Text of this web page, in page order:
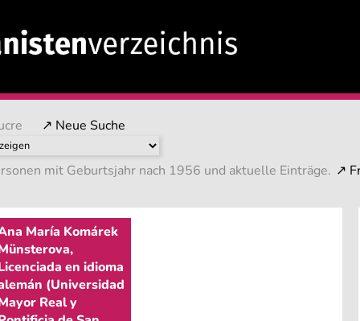
↗ Neue Suche
mit Geburtsjahr nach 1956 und aktuelle Einträge.
María Komárek
en idioma
(Universidad
Real y